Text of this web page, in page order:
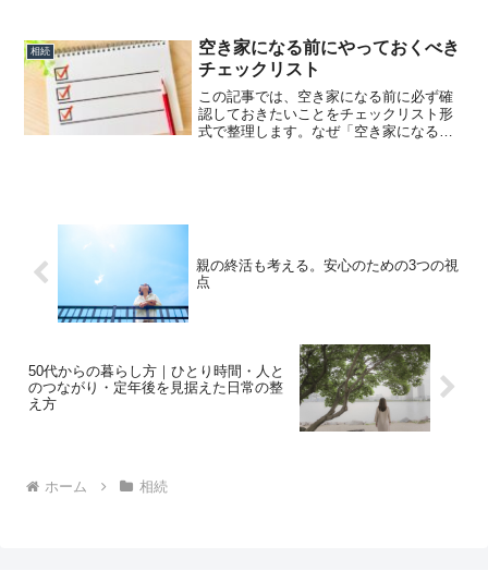
決して珍しいケースではありません。今
の時代、「スマホとP...
相続
空き家になる前にやっておくべき
チェックリスト
この記事では、空き家になる前に必ず確
認しておきたいことをチェックリスト形
式で整理します。なぜ「空き家になる
親の終活も考える。安心のための3つの視
点
50代からの暮らし方｜ひとり時間・人と
のつながり・定年後を見据えた日常の整
え方
ホーム 相続